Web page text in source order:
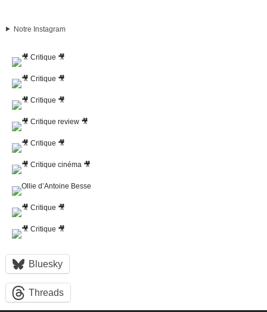
Notre Instagram
Bluesky
Threads